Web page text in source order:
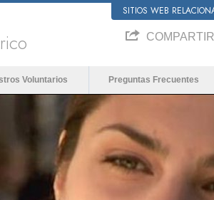
SITIOS WEB
COMPARTIR
Voluntarios Preguntas Frecuentes